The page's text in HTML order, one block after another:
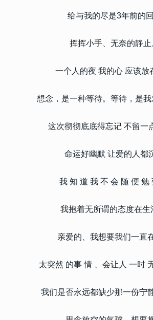
给与我的尽是3年前的
挥挥小手、无奈的静止
一个人的夜 我的心 应该放
想念，是一种等待。等待，是
这次彻彻底底得忘记 不留一
命运好幽默 让爱的人都
我 知 道 我 不 会 随 便 勉
我抱着无所谓的态度在生
亲爱的、我想要我们一直
太突然 的事 情 、会让人 一时
我们是否永远都缺少那一份宁